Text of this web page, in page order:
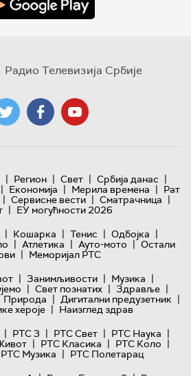
Радио Телевизија Србије
| Регион | Свет | Србија данас |
| Економија | Мерила времена | Рат
| Сервисне вести | Сматрачница |
| ЕУ могућности 2026
| Кошарка | Тенис | Одбојка |
| Атлетика | Ауто-мото | Остали
| Меморијал РТС
| Занимљивости | Музика |
| Свет познатих | Здравље |
Природа | Дигитални предузетник |
хероје | Наизглед здрав
| РТС 3 | РТС Свет | РТС Наука |
| РТС Класика | РТС Коло |
РТС Музика | РТС Полетарац